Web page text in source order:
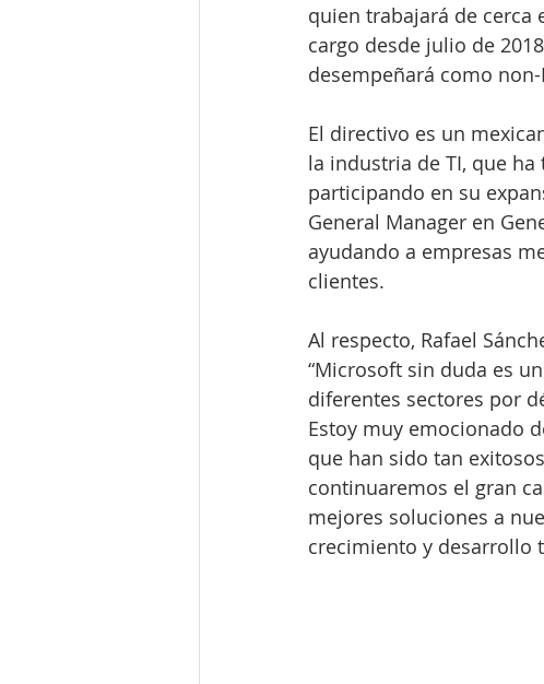
quien trabajará de cerca
cargo desde julio de
desempeñará como
El directivo es un
la industria de TI, que ha
participando en su
General Manager en
ayudando a empresas
clientes.
Al respecto, Rafael
“Microsoft sin duda es
diferentes sectores por
Estoy muy emocionado
que han sido tan
continuaremos el gran
mejores soluciones a
crecimiento y desarrollo